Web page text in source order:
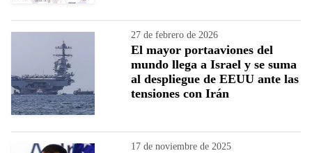
27 de febrero de 2026
El mayor portaaviones del
mundo llega a Israel y se suma
al despliegue de EEUU ante las
tensiones con Irán
17 de noviembre de 2025